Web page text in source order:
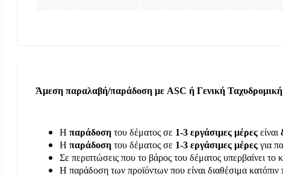
Άμεση παραλαβή/παράδοση με ASC ή Γενική Ταχυδρομική
Η παράδοση του δέματος σε 1-3 εργάσιμες μέρες είναι
Η παράδοση του δέματος σε 1-3 εργάσιμες μέρες για
Σε περιπτώσεις που το βάρος του δέματος υπερβαίνει
Η παράδοση των προϊόντων που είναι διαθέσιμα κατόπιν